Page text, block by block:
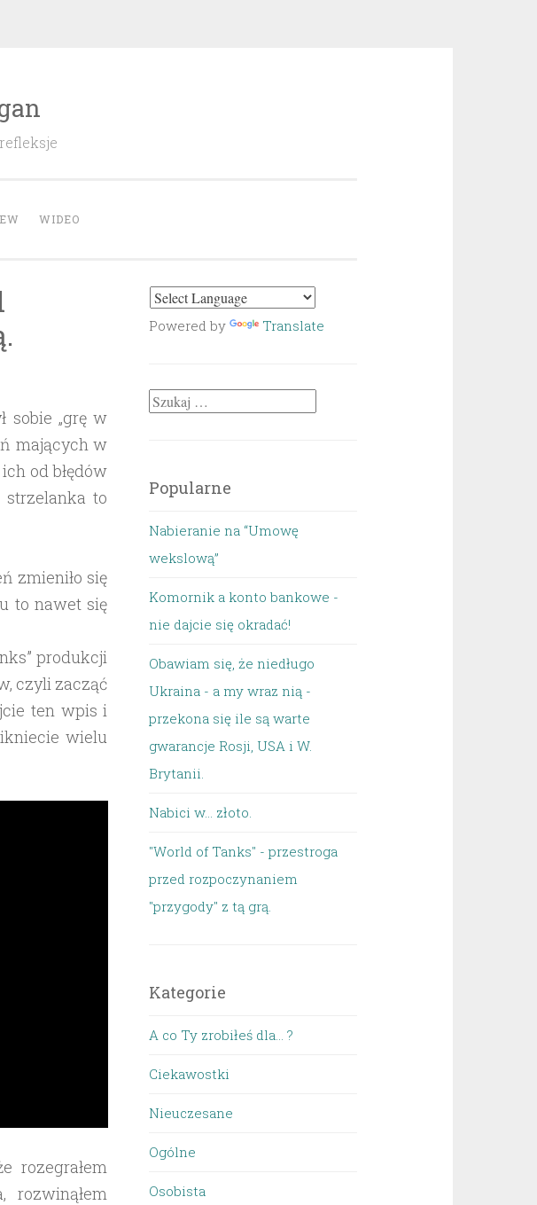
WIDEO
sobie „grę w
mających w
od błędów
to
zmieniło się
to nawet się
produkcji
czyli zacząć
ten wpis i
wielu
rozegrałem
Powered by Translate
Szukaj:
Popularne
Nabieranie na “Umowę
wekslową”
Komornik a konto bankowe -
nie dajcie się okradać!
Obawiam się, że niedługo
Ukraina - a my wraz nią -
przekona się ile są warte
gwarancje Rosji, USA i W.
Brytanii.
Nabici w... złoto.
"World of Tanks" - przestroga
przed rozpoczynaniem
"przygody" z tą grą.
Kategorie
A co Ty zrobiłeś dla… ?
Ciekawostki
Nieuczesane
Ogólne
Osobista